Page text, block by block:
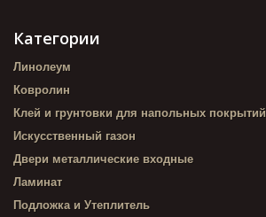
Категории
Линолеум
Ковролин
Клей и грунтовки для напольных покрытий
Искусственный газон
Двери металлические входные
Ламинат
Подложка и Утеплитель